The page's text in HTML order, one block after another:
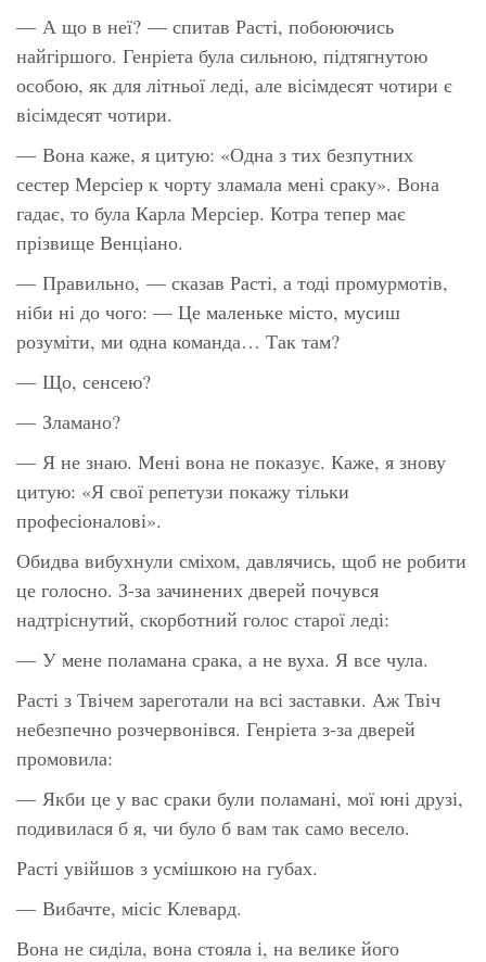
— А що в неї? — спитав Расті, побоюючись
найгіршого. Генріета була сильною, підтягнутою
особою, як для літньої леді, але вісімдесят чотири є
вісімдесят чотири.
— Вона каже, я цитую: «Одна з тих безпутних
сестер Мерсіер к чорту зламала мені сраку». Вона
гадає, то була Карла Мерсіер. Котра тепер має
прізвище Венціано.
— Правильно, — сказав Расті, а тоді промурмотів,
ніби ні до чого: — Це маленьке місто, мусиш
розуміти, ми одна команда… Так там?
— Що, сенсею?
— Зламано?
— Я не знаю. Мені вона не показує. Каже, я знову
цитую: «Я свої репетузи покажу тільки
професіоналові».
Обидва вибухнули сміхом, давлячись, щоб не робити
це голосно. З-за зачинених дверей почувся
надтріснутий, скорботний голос старої леді:
— У мене поламана срака, а не вуха. Я все чула.
Расті з Твічем зареготали на всі заставки. Аж Твіч
небезпечно розчервонівся. Генріета з-за дверей
промовила:
— Якби це у вас сраки були поламані, мої юні друзі,
подивилася б я, чи було б вам так само весело.
Расті увійшов з усмішкою на губах.
— Вибачте, місіс Клевард.
Вона не сиділа, вона стояла і, на велике його